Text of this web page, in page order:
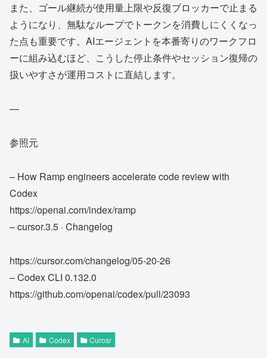
また、ゴール継続が使用量上限や反復ブロッカーで止まる
ようになり、無駄なループでトークンを消費しにくくなっ
た点も重要です。AIエージェントを本番寄りのワークフロ
ーに組み込むほど、こうした停止条件やセッション復帰の
扱いやすさが運用コストに直結します。
—
参照元
– How Ramp engineers accelerate code review with
Codex
https://openai.com/index/ramp
– cursor.3.5 · Changelog
https://cursor.com/changelog/05-20-26
– Codex CLI 0.132.0
https://github.com/openai/codex/pull/23093
AI Codex Curosr